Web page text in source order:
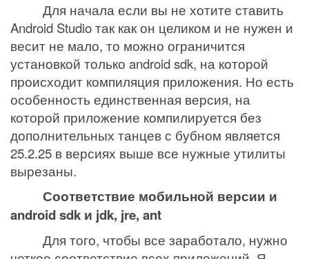
Для начала если вы не хотите ставить
Android Studioтак как он целиком и не нужен и
весит не мало, то можно ограничится
установкой только androidsdk, на которой
происходит компиляция приложения. Но есть
особенность единственная версия, на
которой приложение компилируется без
дополнительных танцев с бубном является
25.2.25 в версиях выше все нужные утилиты
вырезаны.
Соответствие мобильной версии и
androidsdk и jdk, jre, ant
Для того, чтобы все заработало, нужно